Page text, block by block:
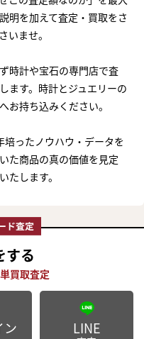
明を加えて査定・買取をさ
いませ。
時計や宝石の専門店で査
ます。時計とジュエリーの
お持ち込みください。
ったノウハウ・データを
た商品の真の価値を見定
たします。
する
ン LINE
お試し査定